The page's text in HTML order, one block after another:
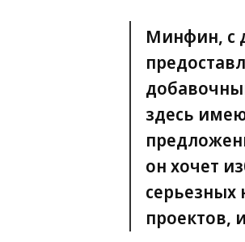
Минфин, с
здесь
он хочет
серьезных
проектов,